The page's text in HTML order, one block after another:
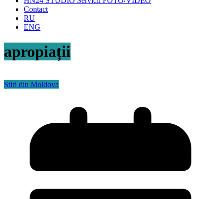
Contact
RU
ENG
apropiații
Știri din Moldova